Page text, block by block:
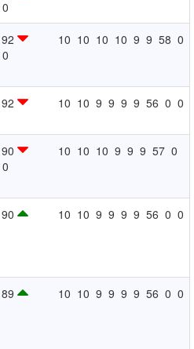
0
92 10 10 10 10 9 9 58 0
0
92 10 10 9 9 9 9 56 0 0
90 10 10 10 9 9 9 57 0
0
90 10 10 9 9 9 9 56 0 0
89 10 10 9 9 9 9 56 0 0